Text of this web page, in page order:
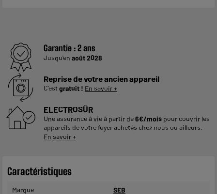
Garantie :2 ans
Jusqu'en août 2028
Reprise de votre ancien appareil
C'estgratuit ! En savoir +
ELECTROSÛR
Une assurance à vie à partir de6€/mois pour couvrir les
appareils de votre foyer achetés chez nous ou ailleurs.
En savoir +
Caractéristiques
Marque SEB